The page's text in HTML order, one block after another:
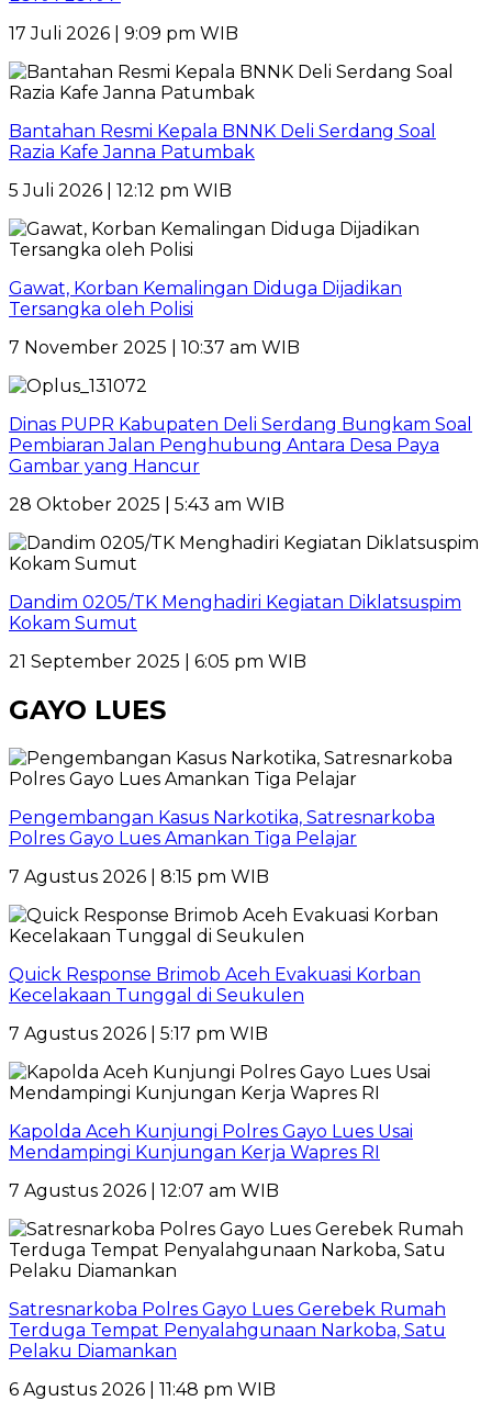
17 Juli 2026 | 9:09 pm WIB
Bantahan Resmi Kepala BNNK Deli Serdang Soal
Razia Kafe Janna Patumbak
5 Juli 2026 | 12:12 pm WIB
Gawat, Korban Kemalingan Diduga Dijadikan
Tersangka oleh Polisi
7 November 2025 | 10:37 am WIB
Dinas PUPR Kabupaten Deli Serdang Bungkam Soal
Pembiaran Jalan Penghubung Antara Desa Paya
Gambar yang Hancur
28 Oktober 2025 | 5:43 am WIB
Dandim 0205/TK Menghadiri Kegiatan Diklatsuspim
Kokam Sumut
21 September 2025 | 6:05 pm WIB
GAYO LUES
Pengembangan Kasus Narkotika, Satresnarkoba
Polres Gayo Lues Amankan Tiga Pelajar
7 Agustus 2026 | 8:15 pm WIB
Quick Response Brimob Aceh Evakuasi Korban
Kecelakaan Tunggal di Seukulen
7 Agustus 2026 | 5:17 pm WIB
Kapolda Aceh Kunjungi Polres Gayo Lues Usai
Mendampingi Kunjungan Kerja Wapres RI
7 Agustus 2026 | 12:07 am WIB
Satresnarkoba Polres Gayo Lues Gerebek Rumah
Terduga Tempat Penyalahgunaan Narkoba, Satu
Pelaku Diamankan
6 Agustus 2026 | 11:48 pm WIB